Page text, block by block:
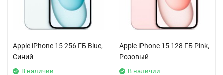
Apple iPhone 15 256 ГБ Blue,
Синий
В наличии
Apple iPhone 15 128 ГБ Pink,
Розовый
В наличии